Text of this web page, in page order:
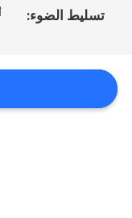
خريطة
تسليط الضوء: